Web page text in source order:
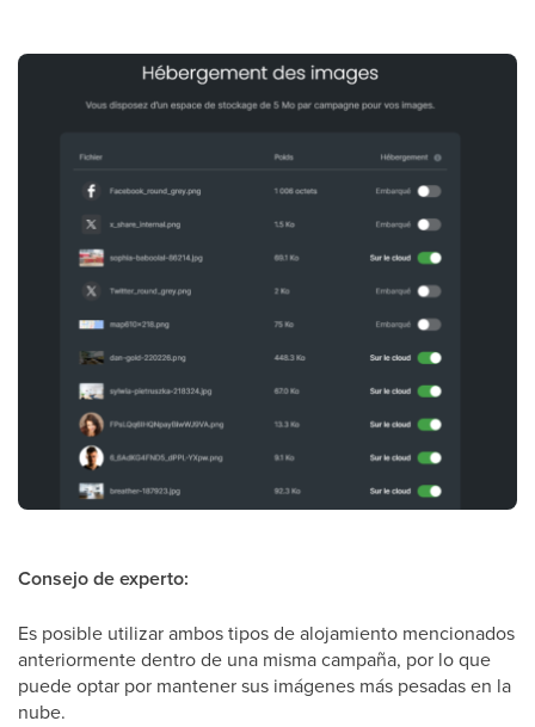
Consejo de experto:
Es posible utilizar ambos tipos de alojamiento mencionados
anteriormente dentro de una misma campaña, por lo que
puede optar por mantener sus imágenes más pesadas en la
nube.